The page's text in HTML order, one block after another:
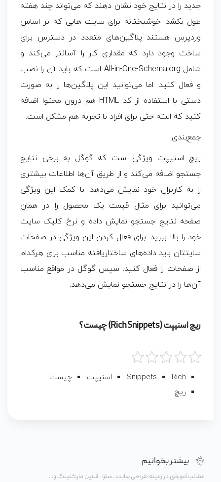
جدید را در نتایج خود نشان دهند که می‌تواند چند هفته
طول بکشد. خوشبختانه برای سایت هایی که بر اساس
وردپرس هستند پلاگین‌های متعدد در دسترس برای
ساخت وجود دارد که مقداری کار را آسانتر می‌کند و
شامل All-in-One-Schema.org است که باید آن را نصب
و فعال کنید. اما می‌توانید این پلاگین‌ها را به صورت
دستی با استفاده از کد HTML هم درون محتوا اضافه
کنید که البته حتی برای افراد با تجربه هم مشکل است.
جمع‌بندی
ریچ اسنیپت ویژگی است که گوگل به برخی نتایج
جستجو اضافه می‌کند و از طریق آن‌ها اطلاعات بیشتری
را به کاربران خود نمایش می‌دهد. با کمک این ویژگی
می‌توانید برای مثال قیمت یک محصول را در همان
صفحه نتایج جستجو نمایش داده و نرخ کلیک سایت
خود را بالا ببرید. برای فعال کردن این ویژگی در صفحات
سایتتان باید داده‌های ساختاریافته مناسب برای هرکدام
از صفحات را فعال کنید. سپس گوگل در مواقع مناسب
آن‌ها را در نتایج جستجو نمایش می‌دهد.
ریچ اسنیپت (Rich Snippets) چیست؟
Rich
Snippets اسنیپت
چیست
ریچ
بیشتر بخوانیم
مطالب آموزشی در زمینه طراحی سایت ، سئو ، آنلاین مارکتینگ و...